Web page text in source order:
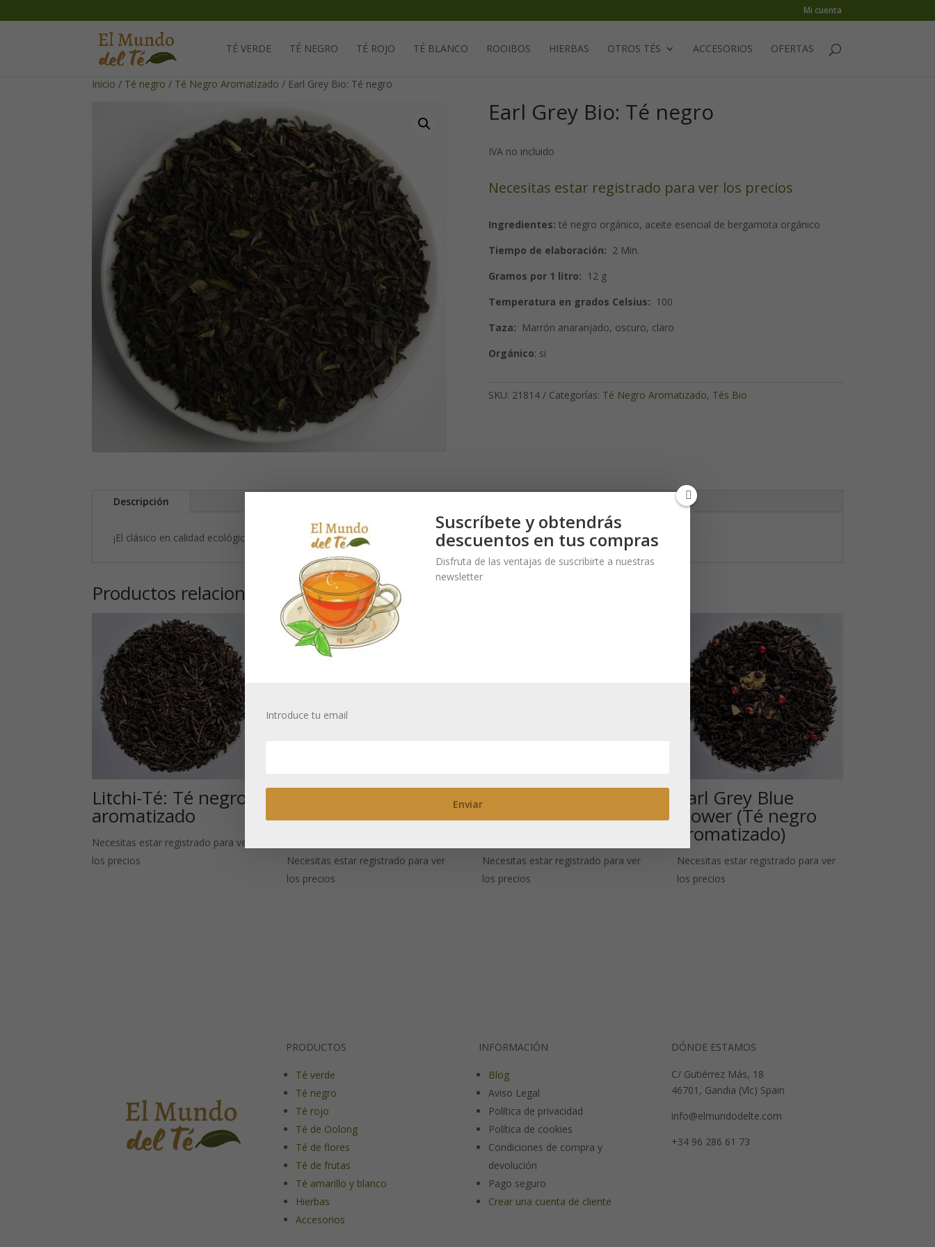
Mi cuenta
TÉ VERDE TÉ NEGRO TÉ ROJO TÉ BLANCO ROOIBOS HIERBAS OTROS TÉS ACCESORIOS OFERTAS
Inicio / Té negro / Té Negro Aromatizado / Earl Grey Bio: Té negro
Earl Grey Bio: Té negro
IVA no incluido
Necesitas estar registrado para ver los precios
Ingredientes: té negro orgánico, aceite esencial de bergamota orgánico
Tiempo de elaboración: 2 Min.
Gramos por 1 litro: 12 g
Temperatura en grados Celsius: 100
Taza: Marrón anaranjado, oscuro, claro
Orgánico: si
SKU: 21814 Categorías: Té Negro Aromatizado, Tés Bio
Descripción
¡El clásico en calidad ecológica! El exquisito aceite orgánico de bergamota despliega un aroma fresco y puro.
Productos relacionados
Litchi-Té: Té negro
aromatizado
Necesitas estar registrado para ver
los precios
aromatizado Dublin
Necesitas estar registrado para ver
los precios
Té negro
aromatizado
Necesitas estar registrado para ver
los precios
Earl Grey Blue
Flower (Té negro
aromatizado)
Necesitas estar registrado para ver
los precios
PRODUCTOS
Té verde
Té negro
Té rojo
Té de Oolong
Té de flores
Té de frutas
Té amarillo y blanco
Hierbas
Accesorios
INFORMACIÓN
Blog
Aviso Legal
Política de privacidad
Política de cookies
Condiciones de compra y
devolución
Pago seguro
Crear una cuenta de cliente
DÓNDE ESTAMOS
C/ Gutiérrez Más, 18
46701, Gandia (Vlc) Spain
info@elmundodelte.com
+34 96 286 61 73
Suscríbete y obtendrás
descuentos en tus compras
Disfruta de las ventajas de suscribirte a nuestras
newsletter
Introduce tu email